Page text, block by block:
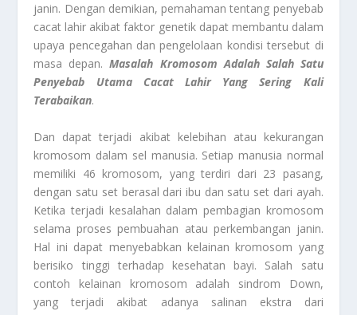
janin. Dengan demikian, pemahaman tentang penyebab
cacat lahir akibat faktor genetik dapat membantu dalam
upaya pencegahan dan pengelolaan kondisi tersebut di
masa depan.Masalah Kromosom Adalah Salah Satu
Penyebab Utama Cacat Lahir Yang Sering Kali
Terabaikan.
Dan dapat terjadi akibat kelebihan atau kekurangan
kromosom dalam sel manusia. Setiap manusia normal
memiliki 46 kromosom, yang terdiri dari 23 pasang,
dengan satu set berasal dari ibu dan satu set dari ayah.
Ketika terjadi kesalahan dalam pembagian kromosom
selama proses pembuahan atau perkembangan janin.
Hal ini dapat menyebabkan kelainan kromosom yang
berisiko tinggi terhadap kesehatan bayi. Salah satu
contoh kelainan kromosom adalah sindrom Down,
yang terjadi akibat adanya salinan ekstra dari